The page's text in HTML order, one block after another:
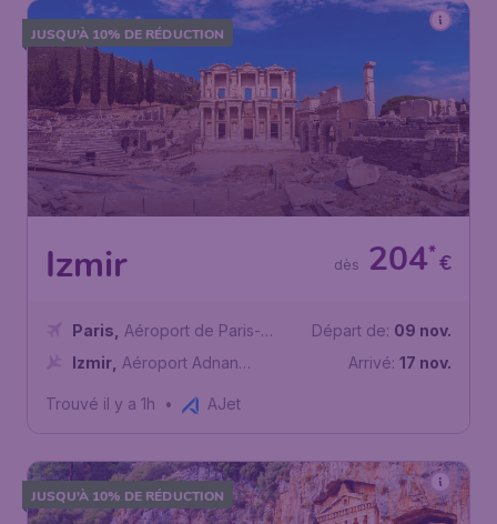
JUSQU’À 10% DE RÉDUCTION
Izmir €
204*
dès
Paris
Aéroport de Paris-
Charles de Gaulle
Izmir Aéroport Adnan
Départ de: 09 nov.
Arrivé: 17 nov.
Trouvé il y a 1h • AJet
JUSQU’À 10% DE RÉDUCTION